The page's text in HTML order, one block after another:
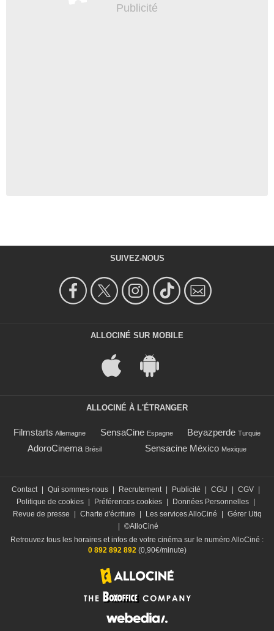
SUIVEZ-NOUS
ALLOCINÉ SUR MOBILE
ALLOCINÉ À L'ÉTRANGER
Filmstarts Allemagne SensaCine Espagne Beyazperde Turquie
AdoroCinema Brésil Sensacine México Mexique
Contact Qui sommes-nous Recrutement Publicité CGU CGV
Politique de cookies
Préférences cookies Données Personnelles
Revue de presse
Charte d'écriture Les services AlloCiné
Gérer Utiq
©AlloCiné
Retrouvez tous les horaires et infos de votre cinéma sur le numéro AlloCiné :
0 892 892 892(0,90€/minute)